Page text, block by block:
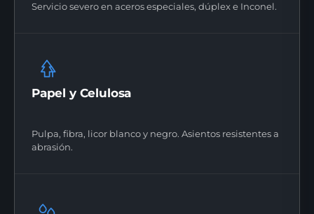
Servicio severo en aceros especiales, dúplex e Inconel.
Papel y Celulosa
Pulpa, fibra, licor blanco y negro. Asientos resistentes a
abrasión.